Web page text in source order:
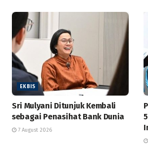
EKBIS
Sri Mulyani Ditunjuk Kembali
sebagai Penasihat Bank Dunia
7 August 2026